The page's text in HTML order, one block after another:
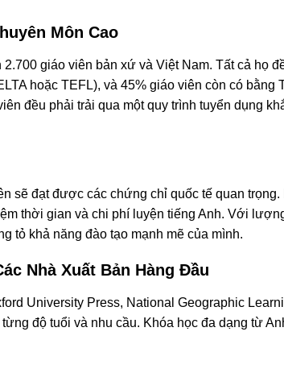
Môn Cao
giáo viên bản xứ và Việt Nam. Tất cả họ
hoặc TEFL), và 45% giáo viên còn có bằng
đều phải trải qua một quy trình tuyển dụng
sẽ đạt được các chứng chỉ quốc tế quan trọng.
thời gian và chi phí luyện tiếng Anh. Với
tỏ khả năng đào tạo mạnh mẽ của mình.
Nhà Xuất Bản Hàng Đầu
University Press, National Geographic
độ tuổi và nhu cầu. Khóa học đa dạng từ